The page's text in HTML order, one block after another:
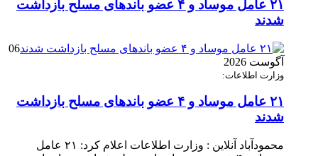
۲۱ عامل موساد و ۴ عضو باند‌های مسلح بازداشت
شدند
06
آگوست 2026
وزارت اطلاعات:
۲۱ عامل موساد و ۴ عضو باند‌های مسلح بازداشت
شدند
محمودآباد آنلاین : وزارت اطلاعات اعلام کرد: ۲۱ عامل